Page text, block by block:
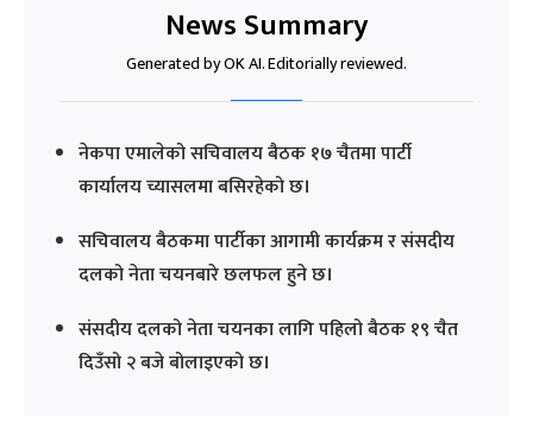
News Summary
Generated by OK AI. Editorially reviewed.
नेकपा एमालेको सचिवालय बैठक १७ चैतमा पार्टी
कार्यालय च्यासलमा बसिरहेको छ।
सचिवालय बैठकमा पार्टीका आगामी कार्यक्रम र संसदीय
दलको नेता चयनबारे छलफल हुने छ।
संसदीय दलको नेता चयनका लागि पहिलो बैठक १९ चैत
दिउँसो २ बजे बोलाइएको छ।